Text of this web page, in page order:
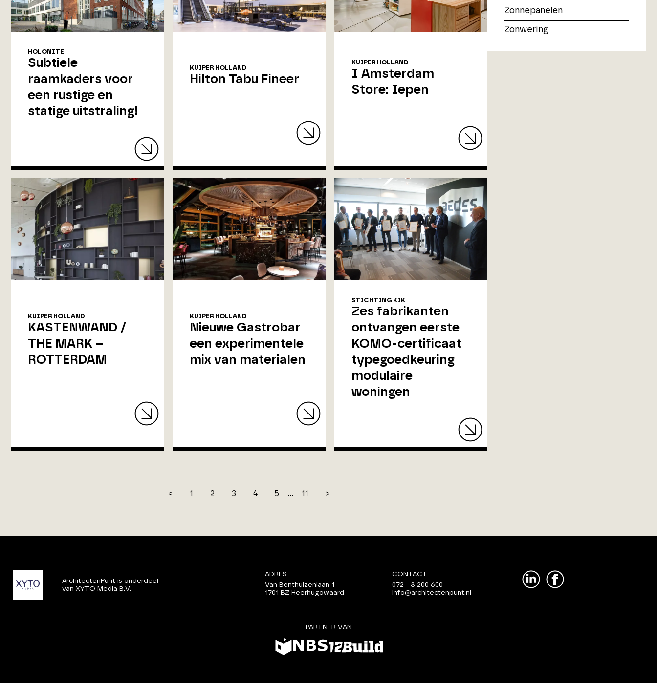
Zonnepanelen
Zonwering
HOLONITE
Subtiele
raamkaders voor
een rustige en
statige uitstraling!
KUIPER HOLLAND
Hilton Tabu Fineer
KUIPER HOLLAND
I Amsterdam
Store: Iepen
KUIPER HOLLAND
KASTENWAND /
THE MARK –
ROTTERDAM
KUIPER HOLLAND
Nieuwe Gastrobar
een experimentele
mix van materialen
STICHTING KIK
Zes fabrikanten
ontvangen eerste
KOMO-certificaat
typegoedkeuring
modulaire
woningen
< 1 2 3 4 5 ... 11 >
ArchitectenPunt is onderdeel
van XYTO Media B.V.
ADRES
Van Benthuizenlaan 1
1701 BZ Heerhugowaard
CONTACT
072 - 8 200 600
info@architectenpunt.nl
PARTNER VAN